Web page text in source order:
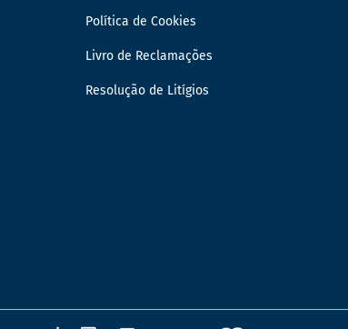
Política de Cookies
Livro de Reclamações
Resolução de Litígios